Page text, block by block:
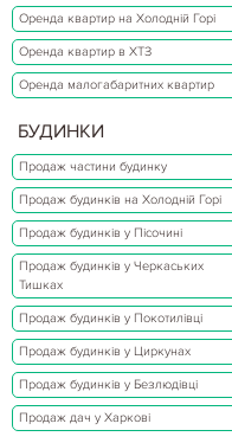
Оренда квартир на Холодній Горі
Оренда квартир в ХТЗ
Оренда малогабаритних квартир
БУДИНКИ
Продаж частини будинку
Продаж будинків на Холодній Горі
Продаж будинків у Пісочині
Продаж будинків у Черкаських
Тишках
Продаж будинків у Покотилівці
Продаж будинків у Циркунах
Продаж будинків у Безлюдівці
Продаж дач у Харкові